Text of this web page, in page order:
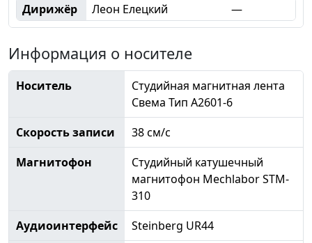
Дирижёр
Леон Елецкий —
Информация о носителе
Носитель
Студийная магнитная лента
Свема Тип А2601-6
Скорость записи
38 см/с
Магнитофон
Студийный катушечный
магнитофон Mechlabor STM-
310
Аудиоинтерфейс
Steinberg UR44